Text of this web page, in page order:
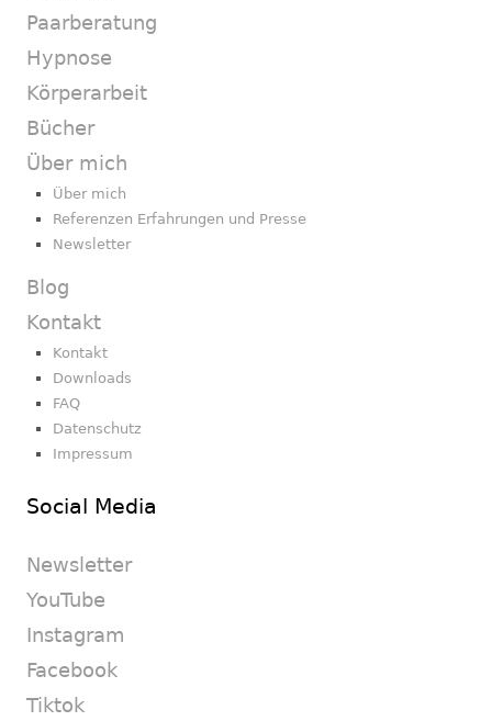
Paarberatung
Hypnose
Körperarbeit
Bücher
Über mich
Über mich
Referenzen Erfahrungen und Presse
Newsletter
Blog
Kontakt
Kontakt
Downloads
FAQ
Datenschutz
Impressum
Social Media
Newsletter
YouTube
Instagram
Facebook
Tiktok